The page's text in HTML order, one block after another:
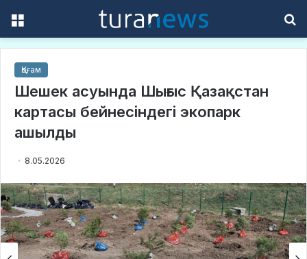
Қоғам
Шешек асуында Шығыс Қазақстан
картасы бейнесіндегі экопарк
ашылды
8.05.2026